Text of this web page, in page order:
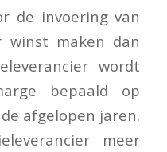
de invoering van
winst maken dan
wordt
bepaald op
afgelopen jaren.
meer